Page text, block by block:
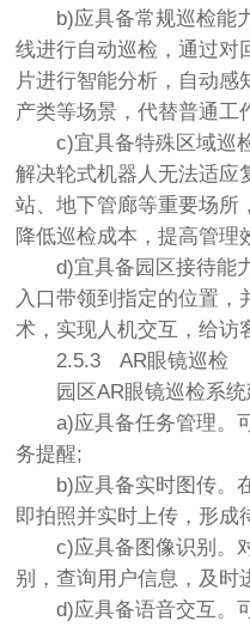
b)应具备常规巡检能力
线进行自动巡检，通过对
片进行智能分析，自动感
产类等场景，代替普通工
c)宜具备特殊区域巡检
解决轮式机器人无法适应
站、地下管廊等重要场所
降低巡检成本，提高管理
d)宜具备园区接待能力
入口带领到指定的位置，
术，实现人机交互，给访
2.5.3AR眼镜巡检
园区AR眼镜巡检系统
a)应具备任务管理。
务提醒;
b)应具备实时图传。在
即拍照并实时上传，形成
c)应具备图像识别。对
别，查询用户信息，及时
d)应具备语音交互。可